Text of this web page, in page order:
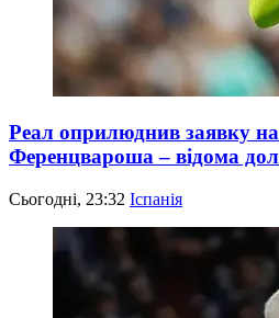
Реал оприлюднив заявку
Ференцвароша – відома
Сьогодні, 23:32 Іспанія